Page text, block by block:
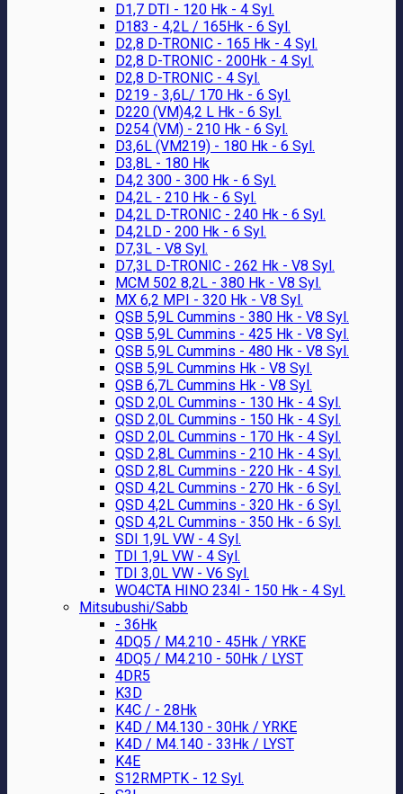
D1,7 DTI - 120 Hk - 4 Syl.
D183 - 4,2L / 165Hk - 6 Syl.
D2,8 D-TRONIC - 165 Hk - 4 Syl.
D2,8 D-TRONIC - 200Hk - 4 Syl.
D2,8 D-TRONIC - 4 Syl.
D219 - 3,6L/ 170 Hk - 6 Syl.
D220 (VM)4,2 L Hk - 6 Syl.
D254 (VM) - 210 Hk - 6 Syl.
D3,6L (VM219) - 180 Hk - 6 Syl.
D3,8L - 180 Hk
D4,2 300 - 300 Hk - 6 Syl.
D4,2L - 210 Hk - 6 Syl.
D4,2L D-TRONIC - 240 Hk - 6 Syl.
D4,2LD - 200 Hk - 6 Syl.
D7,3L - V8 Syl.
D7,3L D-TRONIC - 262 Hk - V8 Syl.
MCM 502 8,2L - 380 Hk - V8 Syl.
MX 6,2 MPI - 320 Hk - V8 Syl.
QSB 5,9L Cummins - 380 Hk - V8 Syl.
QSB 5,9L Cummins - 425 Hk - V8 Syl.
QSB 5,9L Cummins - 480 Hk - V8 Syl.
QSB 5,9L Cummins Hk - V8 Syl.
QSB 6,7L Cummins Hk - V8 Syl.
QSD 2,0L Cummins - 130 Hk - 4 Syl.
QSD 2,0L Cummins - 150 Hk - 4 Syl.
QSD 2,0L Cummins - 170 Hk - 4 Syl.
QSD 2,8L Cummins - 210 Hk - 4 Syl.
QSD 2,8L Cummins - 220 Hk - 4 Syl.
QSD 4,2L Cummins - 270 Hk - 6 Syl.
QSD 4,2L Cummins - 320 Hk - 6 Syl.
QSD 4,2L Cummins - 350 Hk - 6 Syl.
SDI 1,9L VW - 4 Syl.
TDI 1,9L VW - 4 Syl.
TDI 3,0L VW - V6 Syl.
WO4CTA HINO 234I - 150 Hk - 4 Syl.
Mitsubushi/Sabb
- 36Hk
4DQ5 / M4.210 - 45Hk / YRKE
4DQ5 / M4.210 - 50Hk / LYST
4DR5
K3D
K4C / - 28Hk
K4D / M4.130 - 30Hk / YRKE
K4D / M4.140 - 33Hk / LYST
K4E
S12RMPTK - 12 Syl.